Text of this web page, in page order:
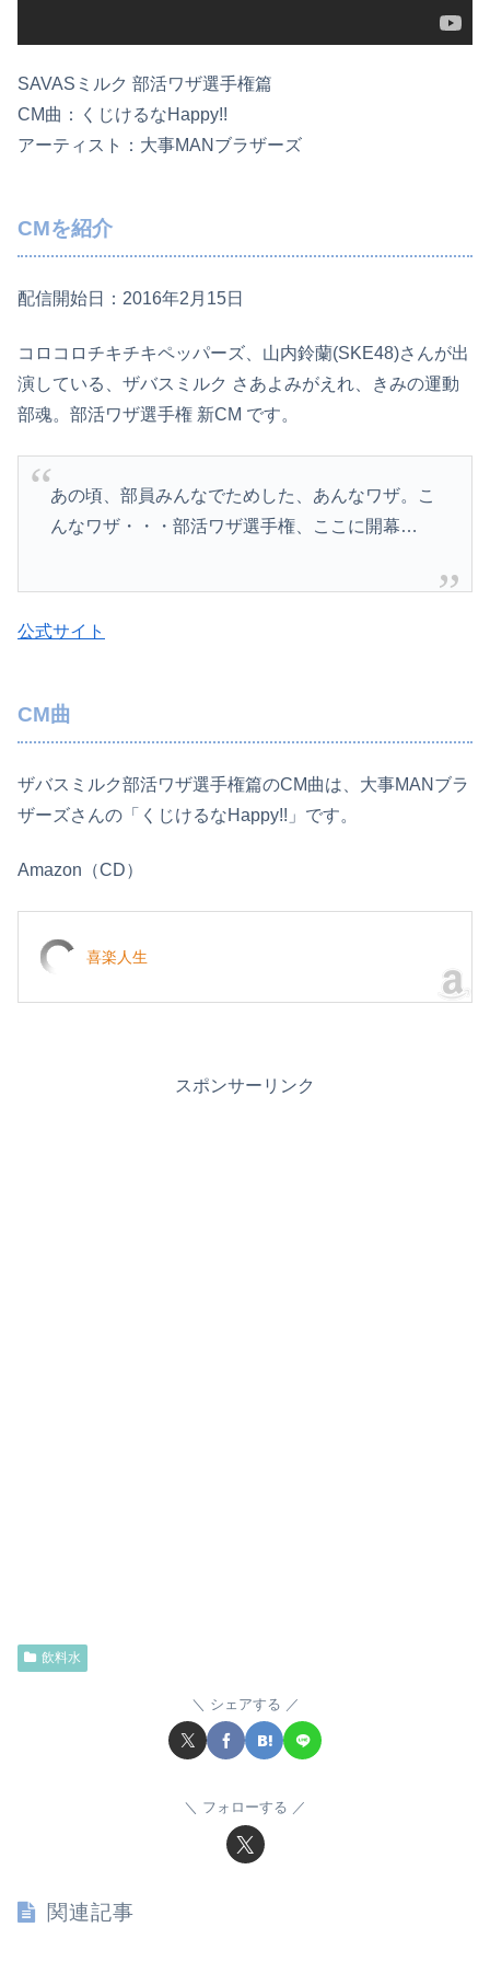
SAVASミルク 部活ワザ選手権篇
CM曲：くじけるなHappy!!
アーティスト：大事MANブラザーズ
CMを紹介
配信開始日：2016年2月15日
コロコロチキチキペッパーズ、山内鈴蘭(SKE48)さんが出
演している、ザバスミルク さあよみがえれ、きみの運動
部魂。部活ワザ選手権 新CM です。
あの頃、部員みんなでためした、あんなワザ。こ
んなワザ・・・部活ワザ選手権、ここに開幕…
公式サイト
CM曲
ザバスミルク部活ワザ選手権篇のCM曲は、大事MANブラ
ザーズさんの「くじけるなHappy!!」です。
Amazon（CD）
喜楽人生
スポンサーリンク
飲料水
シェアする
フォローする
関連記事